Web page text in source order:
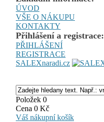
ÚVOD
VŠE O NÁKUPU
KONTAKTY
Přihlášení a registrace:
PŘIHLÁŠENÍ
REGISTRACE
SALEXnaradi.cz
Položek 0
Cena 0 Kč
Váš nákupní košík